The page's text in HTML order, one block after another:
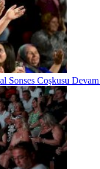
Sonses Coşkusu